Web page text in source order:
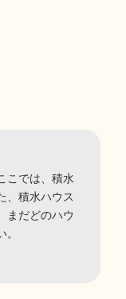
こでは、積水
、積水ハウス
まだどのハウ